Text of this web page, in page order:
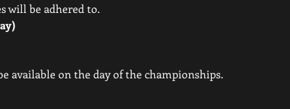
will be adhered to.
available on the day of the championships.